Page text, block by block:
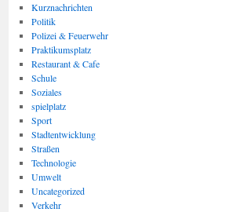
Kurznachrichten
Politik
Polizei & Feuerwehr
Praktikumsplatz
Restaurant & Cafe
Schule
Soziales
spielplatz
Sport
Stadtentwicklung
Straßen
Technologie
Umwelt
Uncategorized
Verkehr